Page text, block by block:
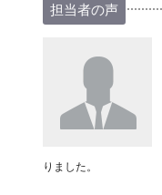
担当者の声
りました。